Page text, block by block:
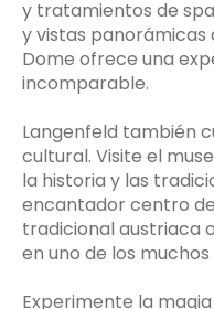
y tratamientos de
y vistas panorámicas
Dome ofrece una
incomparable.
Langenfeld también
cultural. Visite el
la historia y las
encantador centro
tradicional austriaca
en uno de los
Experimente la